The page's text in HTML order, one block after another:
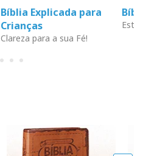
Bíblia Explicada para
Crianças
Clareza para a sua Fé!